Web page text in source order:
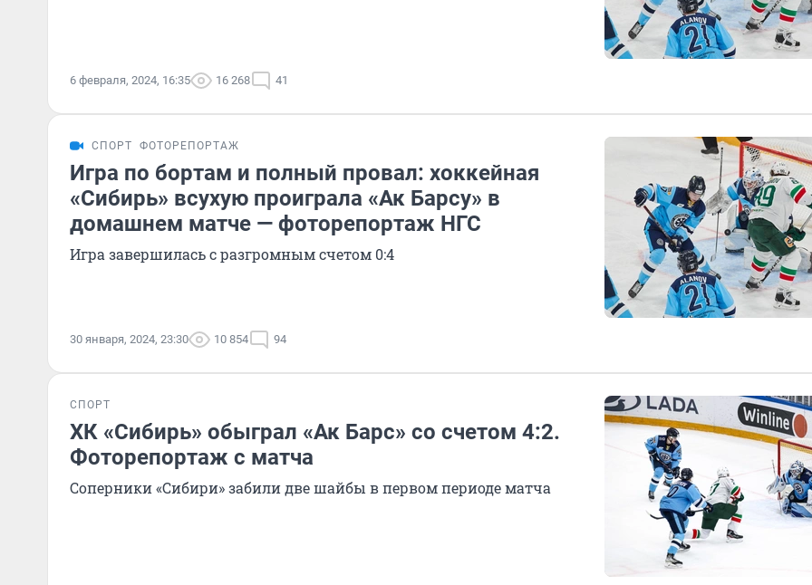
6 февраля, 2024, 16:35 16 268 41
СПОРТ ФОТОРЕПОРТАЖ
Игра по бортам и полный провал: хоккейная
«Сибирь» всухую проиграла «Ак Барсу» в
домашнем матче — фоторепортаж НГС
Игра завершилась с разгромным счетом 0:4
30 января, 2024, 23:30 10 854 94
СПОРТ
ХК «Сибирь» обыграл «Ак Барс» со счетом 4:2.
Фоторепортаж с матча
Соперники «Сибири» забили две шайбы в первом периоде матча